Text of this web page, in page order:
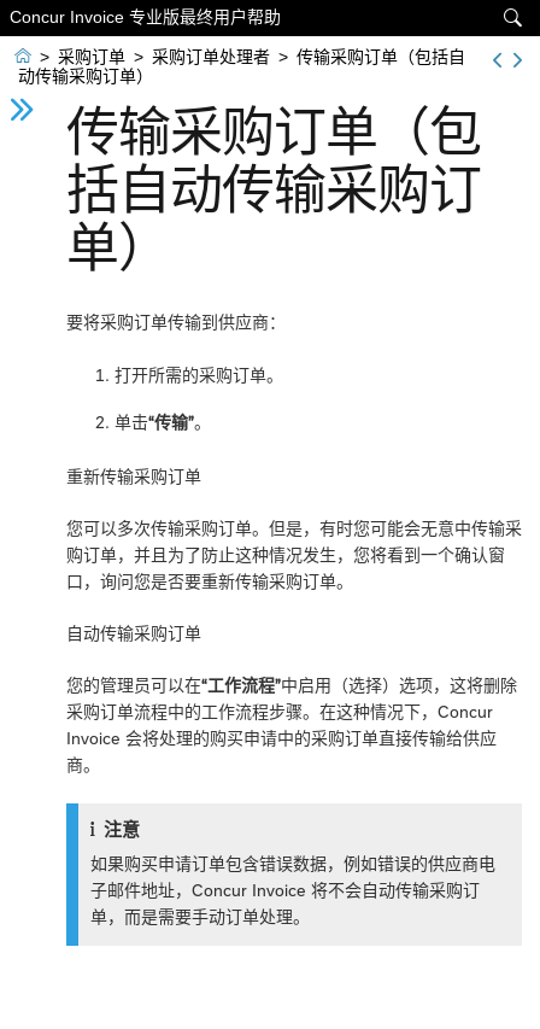

Concur Invoice 专业版最终用户帮助
 > 采购订单 > 采购订单处理者 > 传输采购订单（包括自
动传输采购订单）
传输采购订单（包
括自动传输采购订
单）
要将采购订单传输到供应商：
打开所需的采购订单。
单击“传输”。
重新传输采购订单
您可以多次传输采购订单。但是，有时您可能会无意中传输采
购订单，并且为了防止这种情况发生，您将看到一个确认窗
口，询问您是否要重新传输采购订单。
自动传输采购订单
您的管理员可以在“工作流程”中启用（选择）选项，这将删除
采购订单流程中的工作流程步骤。在这种情况下，Concur
Invoice 会将处理的购买申请中的采购订单直接传输给供应
商。
注意
如果购买申请订单包含错误数据，例如错误的供应商电
子邮件地址，Concur Invoice 将不会自动传输采购订
单，而是需要手动订单处理。